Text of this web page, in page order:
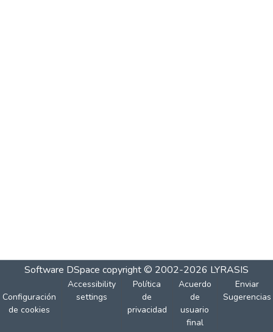
Software DSpace copyright © 2002-2026 LYRASIS
Configuración
de cookies
Accessibility
settings
Política
de
privacidad
Acuerdo
de
usuario
final
Enviar
Sugerencias